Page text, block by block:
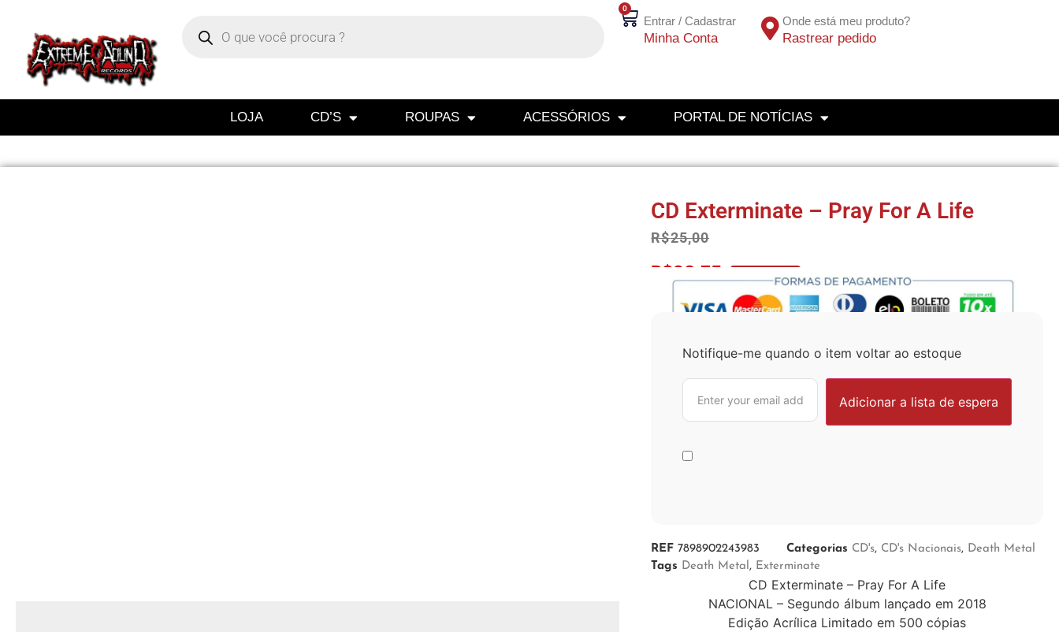
0
Entrar / Cadastrar
Minha Conta
Onde está meu produto?
Rastrear pedido
LOJA CD’S ROUPAS ACESSÓRIOS PORTAL DE NOTÍCIAS
CD Exterminate – Pray For A Life
R$25,00
R$23,75
Notifique-me quando o item voltar ao estoque
REF7898902243983 Categorias CD's, CD's Nacionais, Death Metal
Tags Death Metal , Exterminate
CD Exterminate – Pray For A Life
NACIONAL – Segundo álbum lançado em 2018
Edição Acrílica Limitado em 500 cópias